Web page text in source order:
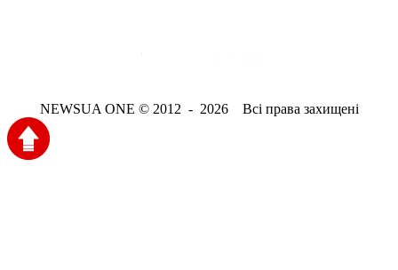
NEWSUA ONE © 2012 - 2026 Всі права захищені